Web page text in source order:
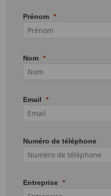
Prénom
Nom
Email
Numéro de téléphone
Entreprise